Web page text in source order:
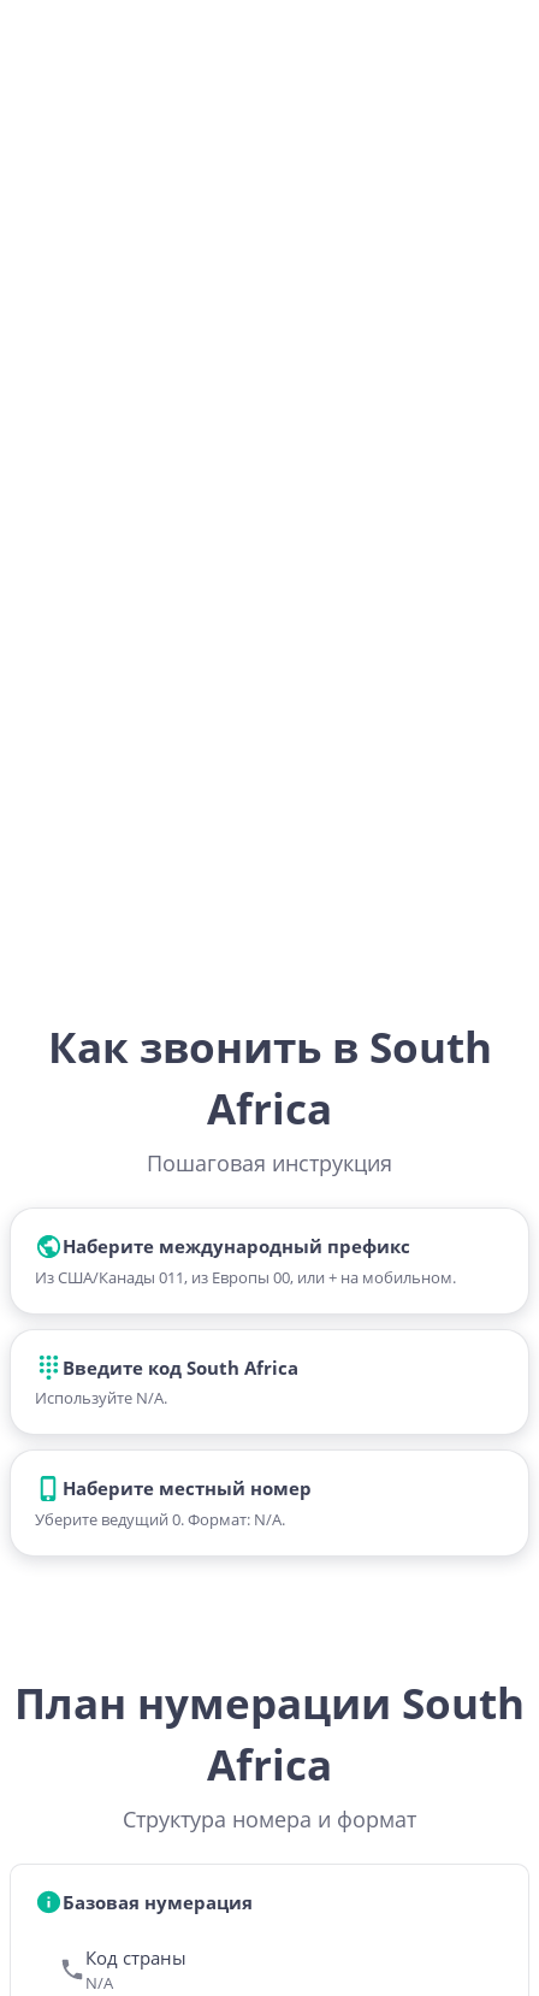
Как звонить в South
Africa
Пошаговая инструкция
Наберите международный префикс
Из США/Канады 011, из Европы 00, или + на мобильном.
Введите код South Africa
Используйте N/A.
Наберите местный номер
Уберите ведущий 0. Формат: N/A.
План нумерации South
Africa
Структура номера и формат
Базовая нумерация
Код страны
N/A